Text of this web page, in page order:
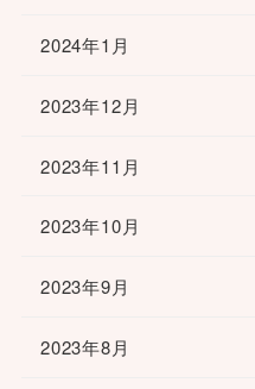
2024年1月
2023年12月
2023年11月
2023年10月
2023年9月
2023年8月